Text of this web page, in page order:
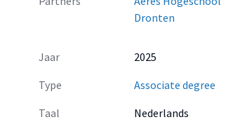
Dronten
Jaar
2025
Type
Associate degree
Taal
Nederlands